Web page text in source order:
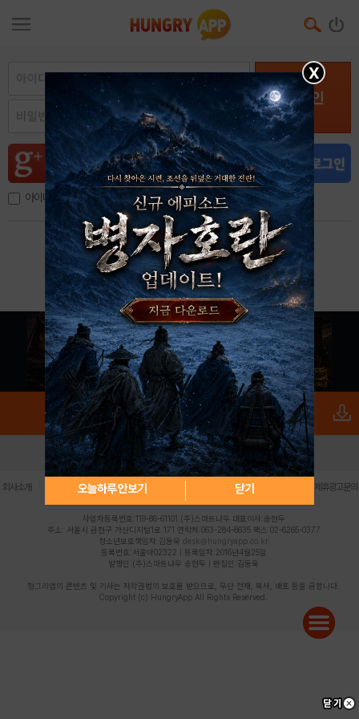
로그인
아이디, 이메일 저장
아이디 / 비밀번호 찾기 회원가입
X
오늘하루 안보기 닫기
로그인 PC버전 전체앱
회사소개 | 개인정보 처리방침 불법촬영물 신고센터 제휴광고문의
사업자등록번호:119-86-61101 (주)스마트나우 대표이사:송현두
주소: 서울시 금천구 가산디지털1로 171 연락처:063-284-8635 팩스:02-6265-0377
청소년보호책임자:김동욱 desk@hungryapp.co.kr
등록번호:서울아02322 | 등록일자:2016년4월25일
발행인:(주)스마트나우 송현두 | 편집인:김동욱
헝그리앱의 콘텐츠 및 기사는 저작권법의 보호를 받으므로, 무단 전재, 복사, 배포 등을 금합니다.
Copyright (c) HungryApp All Rights Reserved.